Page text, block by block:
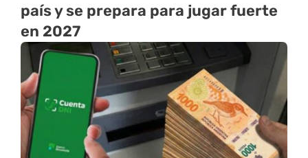
país y se prepara para jugar fuerte
en 2027